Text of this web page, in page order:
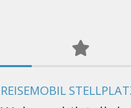
REISEMOBIL